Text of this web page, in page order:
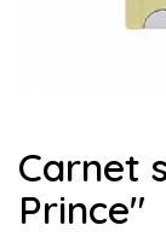
Carnet
Prince"